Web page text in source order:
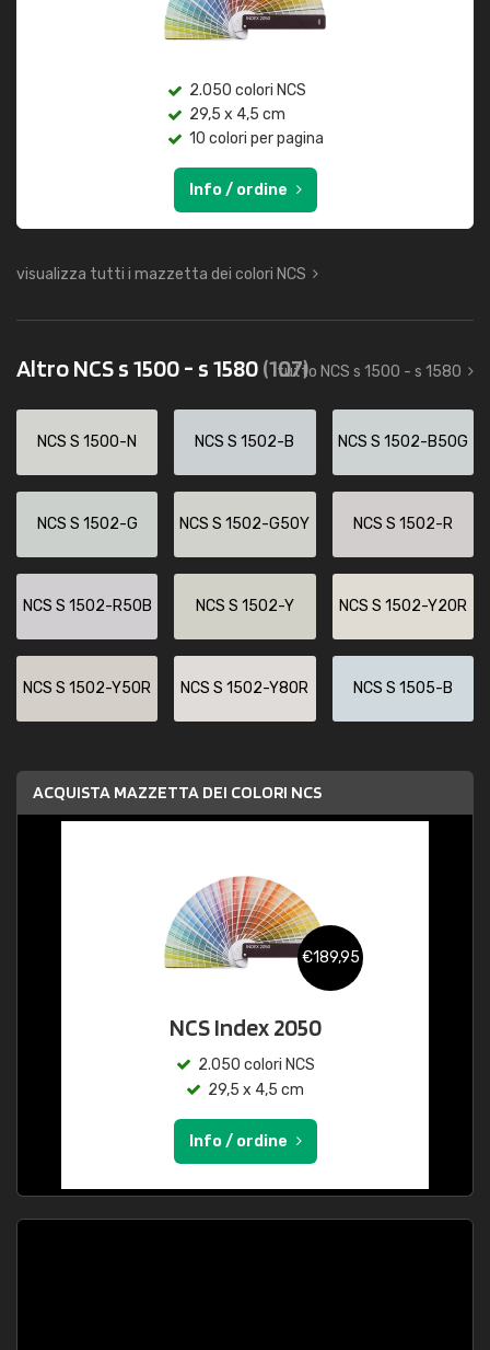
2.050 colori NCS
29,5 x 4,5 cm
10 colori per pagina
Info / ordine
visualizza tutti i mazzetta dei colori NCS
Altro NCS s 1500 - s 1580(107)
tutto NCS s 1500 - s 1580
NCS S 1500-N NCS S 1502-B NCS S 1502-B50G
NCS S 1502-G NCS S 1502-G50Y NCS S 1502-R
NCS S 1502-R50B NCS S 1502-Y NCS S 1502-Y20R
NCS S 1502-Y50R NCS S 1502-Y80R NCS S 1505-B
ACQUISTA MAZZETTA DEI COLORI NCS
€189,95
NCS Index 2050
2.050 colori NCS
29,5 x 4,5 cm
Info / ordine